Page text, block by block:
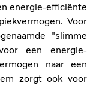
energie-efficiënte
Voor
"slimme
een energie-
naar een
zorgt ook voor